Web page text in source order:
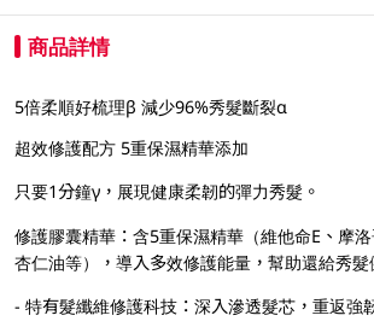
商品詳情
5倍柔順好梳理β 減少96%秀髮斷裂α
超效修護配方 5重保濕精華添加
只要1分鐘γ，展現健康柔韌的彈力秀髮。
修護膠囊精華：含5重保濕精華（維他命E、摩
杏仁油等），導入多效修護能量，幫助還給秀髮
- 特有髮纖維修護科技：深入滲透髮芯，重返強